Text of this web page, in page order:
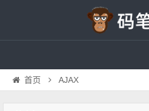
首页 AJAX